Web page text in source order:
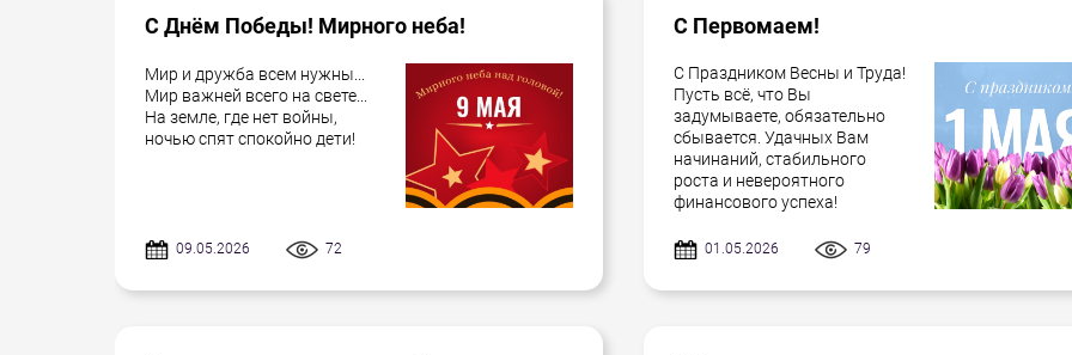
С Днём Победы! Мирного неба!
Мир и дружба всем нужны...
Мир важней всего на свете...
На земле, где нет войны,
ночью спят спокойно дети!
09.05.2026 72
С Первомаем!
С Праздником Весны и Труда!
Пусть всё, что Вы
задумываете, обязательно
сбывается. Удачных Вам
начинаний, стабильного
роста и невероятного
финансового успеха!
01.05.2026 79